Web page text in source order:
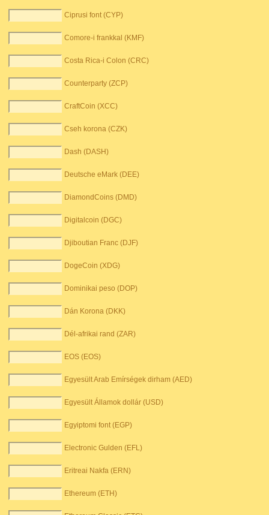
Ciprusi font (CYP)
Comore-i frankkal (KMF)
Costa Rica-i Colon (CRC)
Counterparty (ZCP)
CraftCoin (XCC)
Cseh korona (CZK)
Dash (DASH)
Deutsche eMark (DEE)
DiamondCoins (DMD)
Digitalcoin (DGC)
Djiboutian Franc (DJF)
DogeCoin (XDG)
Dominikai peso (DOP)
Dán Korona (DKK)
Dél-afrikai rand (ZAR)
EOS (EOS)
Egyesült Arab Emírségek dirham (AED)
Egyesült Államok dollár (USD)
Egyiptomi font (EGP)
Electronic Gulden (EFL)
Eritreai Nakfa (ERN)
Ethereum (ETH)